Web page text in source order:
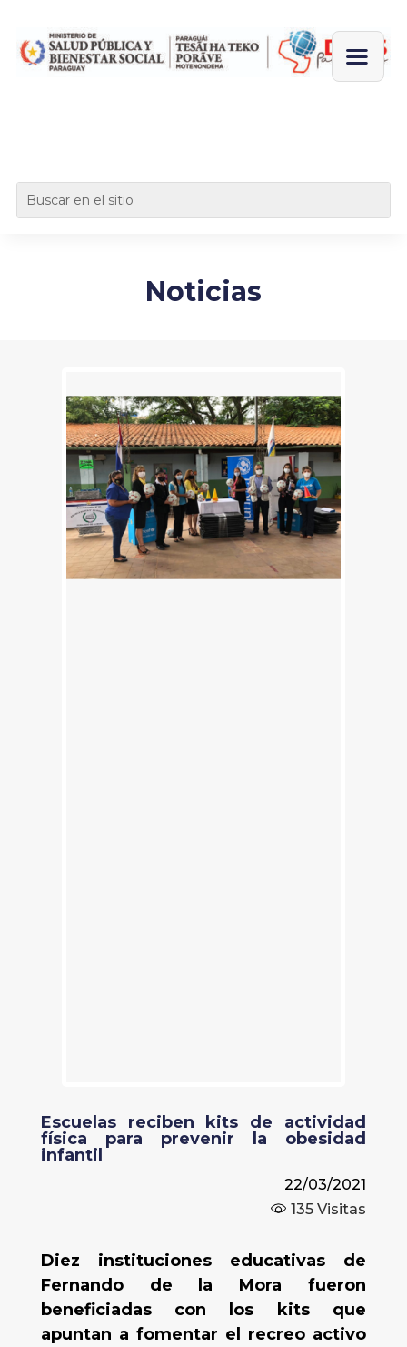
Noticias
Escuelas reciben kits de actividad
física para prevenir la obesidad
infantil
22/03/2021
135 Visitas
Diez instituciones educativas de
Fernando de la Mora fueron
beneficiadas con los kits que
apuntan a fomentar el recreo activo